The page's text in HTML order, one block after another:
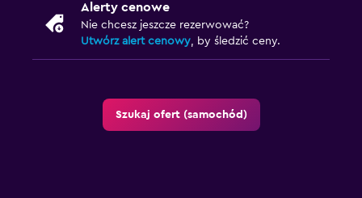
Alerty cenowe
Nie chcesz jeszcze rezerwować?
Utwórz alert cenowy, by śledzić ceny.
Szukaj ofert (samochód)